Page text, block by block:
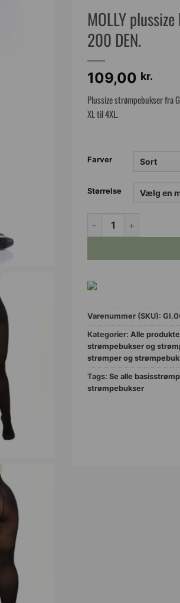
MOLLY
200 DEN.
109,00 kr.
Plussize strømpebukser fra
XL til 4XL.
Farver
Størrelse
MOLLY plussize
Varenummer (SKU):
Kategorier: Alle
strømpebukser og
strømper og
Tags: Se alle
strømpebukser